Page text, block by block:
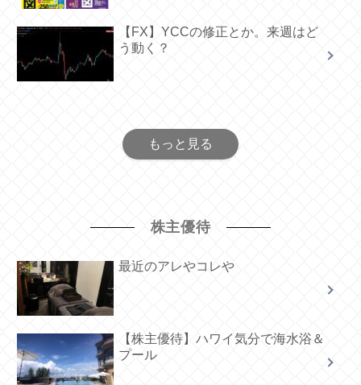
【FX】YCCの修正とか。来週はど
う動く？
もっと見る
株主優待
最近のアレやコレや
【株主優待】ハワイ気分で海水浴＆
プール